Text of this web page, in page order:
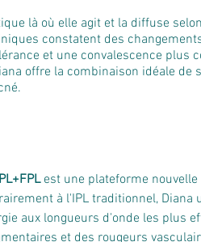
là où elle agit et la diffuse
constatent des
et une convalescence
offre la combinaison idéale
est une plateforme
à l'IPL traditionnel, Diana
aux longueurs d'onde les plus
et des rougeurs